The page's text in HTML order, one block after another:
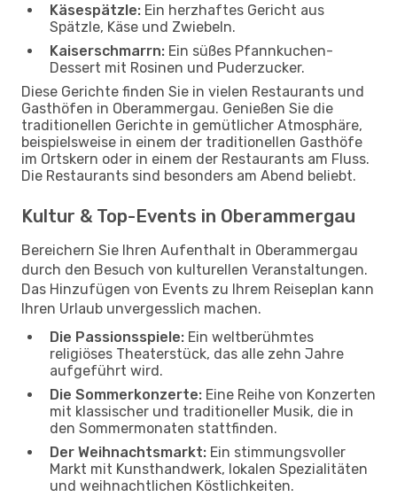
Käsespätzle: Ein herzhaftes Gericht aus
Spätzle, Käse und Zwiebeln.
Kaiserschmarrn: Ein süßes Pfannkuchen-
Dessert mit Rosinen und Puderzucker.
Diese Gerichte finden Sie in vielen Restaurants und
Gasthöfen in Oberammergau. Genießen Sie die
traditionellen Gerichte in gemütlicher Atmosphäre,
beispielsweise in einem der traditionellen Gasthöfe
im Ortskern oder in einem der Restaurants am Fluss.
Die Restaurants sind besonders am Abend beliebt.
Kultur & Top-Events in Oberammergau
Bereichern Sie Ihren Aufenthalt in Oberammergau
durch den Besuch von kulturellen Veranstaltungen.
Das Hinzufügen von Events zu Ihrem Reiseplan kann
Ihren Urlaub unvergesslich machen.
Die Passionsspiele: Ein weltberühmtes
religiöses Theaterstück, das alle zehn Jahre
aufgeführt wird.
Die Sommerkonzerte: Eine Reihe von Konzerten
mit klassischer und traditioneller Musik, die in
den Sommermonaten stattfinden.
Der Weihnachtsmarkt: Ein stimmungsvoller
Markt mit Kunsthandwerk, lokalen Spezialitäten
und weihnachtlichen Köstlichkeiten.